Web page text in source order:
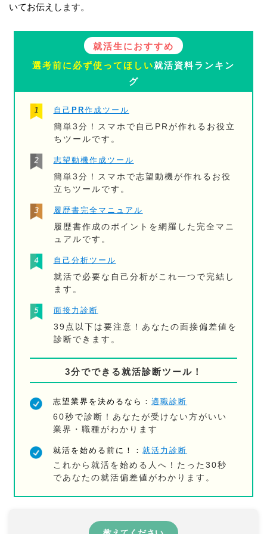
いてお伝えします。
就活生におすすめ
選考前に必ず使ってほしい就活資料ランキン
グ
自己PR作成ツール
簡単3分！スマホで自己PRが作れるお役立
ちツールです。
志望動機作成ツール
簡単3分！スマホで志望動機が作れるお役
立ちツールです。
履歴書完全マニュアル
履歴書作成のポイントを網羅した完全マニ
ュアルです。
自己分析ツール
就活で必要な自己分析がこれ一つで完結し
ます。
面接力診断
39点以下は要注意！あなたの面接偏差値を
診断できます。
3分でできる就活診断ツール！
志望業界を決めるなら：適職診断
60秒で診断！あなたが受けない方がいい
業界・職種がわかります
就活を始める前に！：就活力診断
これから就活を始める人へ！たった30秒
であなたの就活偏差値がわかります。